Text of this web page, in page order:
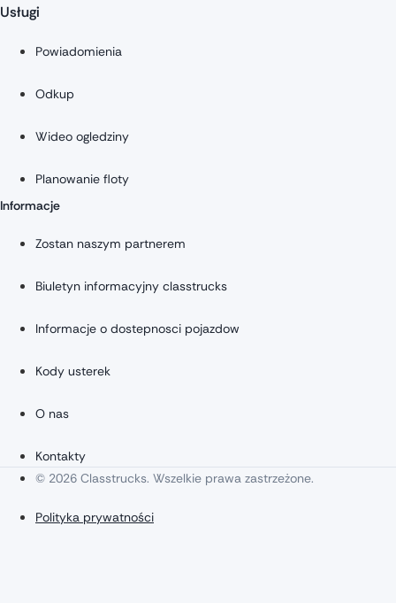
Usługi
Powiadomienia
Odkup
Wideo ogledziny
Planowanie floty
Informacje
Zostan naszym partnerem
Biuletyn informacyjny classtrucks
Informacje o dostepnosci pojazdow
Kody usterek
O nas
Kontakty
© 2026 Classtrucks. Wszelkie prawa zastrzeżone.
Polityka prywatności